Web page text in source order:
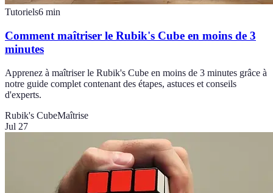
Tutoriels6 min
Comment maîtriser le Rubik's Cube en moins de 3
minutes
Apprenez à maîtriser le Rubik's Cube en moins de 3 minutes grâce à
notre guide complet contenant des étapes, astuces et conseils
d'experts.
Rubik's CubeMaîtrise
Jul 27